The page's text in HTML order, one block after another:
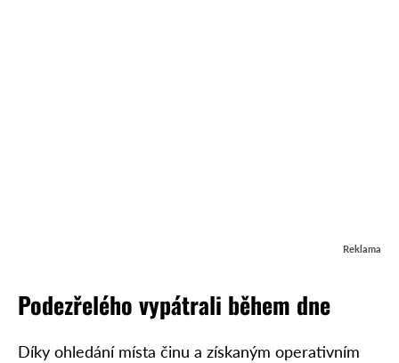
Reklama
Podezřelého vypátrali během dne
Díky ohledání místa činu a získaným operativním